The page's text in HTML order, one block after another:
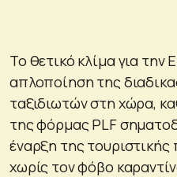
Το θετικό κλίμα για
απλοποίηση της
ταξιδιωτών στη χώρα,
της φόρμας PLF
έναρξη της
χωρίς τον φόβο